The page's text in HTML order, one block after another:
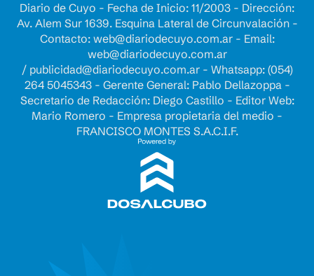
Diario de Cuyo - Fecha de Inicio: 11/2003 - Dirección:
Av. Alem Sur 1639. Esquina Lateral de Circunvalación -
Contacto: web@diariodecuyo.com.ar- Email:
web@diariodecuyo.com.ar
/ publicidad@diariodecuyo.com.ar- Whatsapp: (054)
264 5045343 - Gerente General: Pablo Dellazoppa -
Secretario de Redacción: Diego Castillo - Editor Web:
Mario Romero - Empresa propietaria del medio -
FRANCISCO MONTES S.A.C.I.F.